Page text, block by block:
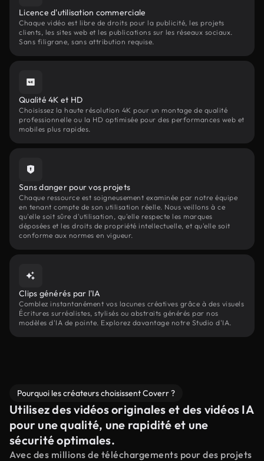
Licence d'utilisation commerciale
Chaque vidéo est libre de droits pour la publicité, les projets
clients, les sites web et les publications sur les réseaux sociaux.
Sans filigrane, sans attribution requise.
Qualité 4K et HD
Choisissez la haute résolution 4K pour un montage de qualité
professionnelle ou la HD optimisée pour des performances web et
mobiles plus rapides.
Sans danger pour vos projets
Chaque ressource est soigneusement examinée par notre équipe
en tenant compte de son utilisation réelle. Nous veillons à ce
qu'elle soit sûre d'utilisation, qu'elle respecte les marques
déposées et les droits de propriété intellectuelle, et qu'elle soit
conforme aux normes en vigueur.
Clips générés par l'IA
Comblez instantanément vos lacunes créatives grâce à des visuels
Écritures surréalistes, stylisés ou abstraits générés par nos
modèles d'IA de pointe. Explorez davantage notre Studio d'IA.
Pourquoi les créateurs choisissent Coverr ?
Utilisez des vidéos originales et des vidéos IA
pour une qualité, une rapidité et une
sécurité optimales.
Avec des millions de téléchargements pour des projets